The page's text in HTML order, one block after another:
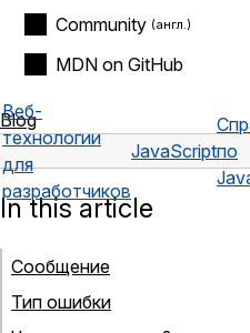
Community
MDN on GitHub
Blog
Веб-
технологии
для
разработчиков
JavaScriptпо
In this article
Сообщение
Тип ошибки